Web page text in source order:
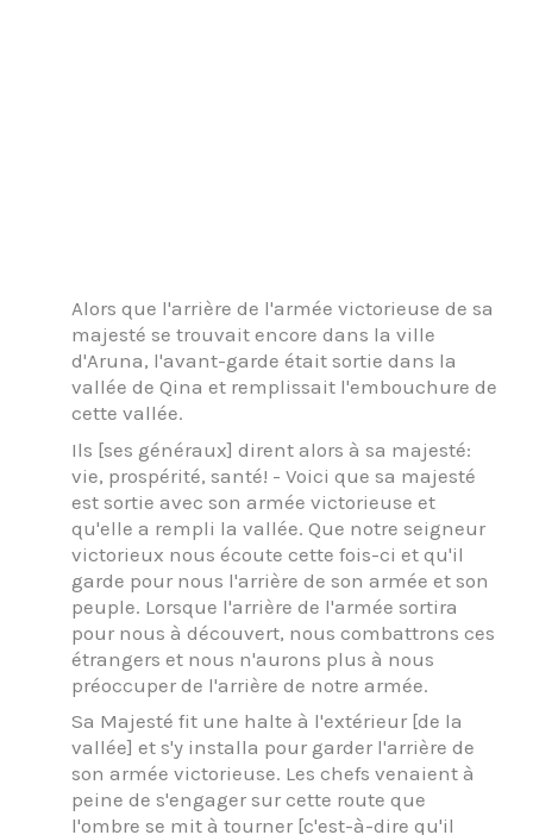
Alors que l'arrière de l'armée victorieuse de sa
majesté se trouvait encore dans la ville
d'Aruna, l'avant-garde était sortie dans la
vallée de Qina et remplissait l'embouchure de
cette vallée.
Ils [ses généraux] dirent alors à sa majesté:
vie, prospérité, santé! - Voici que sa majesté
est sortie avec son armée victorieuse et
qu'elle a rempli la vallée. Que notre seigneur
victorieux nous écoute cette fois-ci et qu'il
garde pour nous l'arrière de son armée et son
peuple. Lorsque l'arrière de l'armée sortira
pour nous à découvert, nous combattrons ces
étrangers et nous n'aurons plus à nous
préoccuper de l'arrière de notre armée.
Sa Majesté fit une halte à l'extérieur [de la
vallée] et s'y installa pour garder l'arrière de
son armée victorieuse. Les chefs venaient à
peine de s'engager sur cette route que
l'ombre se mit à tourner [c'est-à-dire qu'il